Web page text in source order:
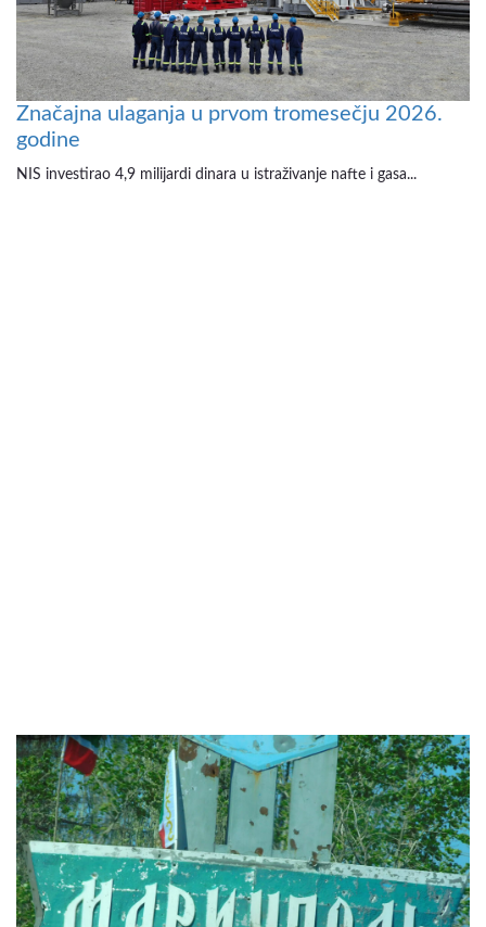
Značajna ulaganja u prvom tromesečju 2026.
godine
NIS investirao 4,9 milijardi dinara u istraživanje nafte i gasa...